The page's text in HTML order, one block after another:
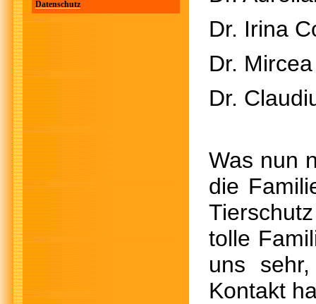
Datenschutz
Dr. Irina
Dr.
Dr.
Was nun
die
tolle
uns
Kontakt